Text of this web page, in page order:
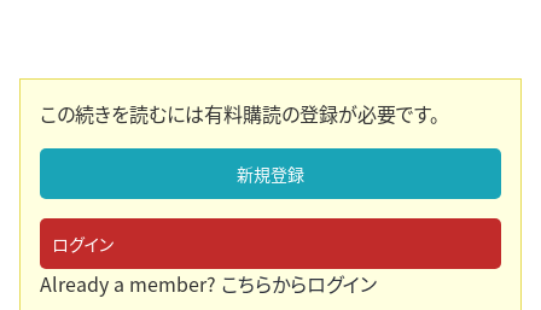
この続きを読むには有料購読の登録が必要です。
新規登録
ログイン
Already a member? こちらからログイン